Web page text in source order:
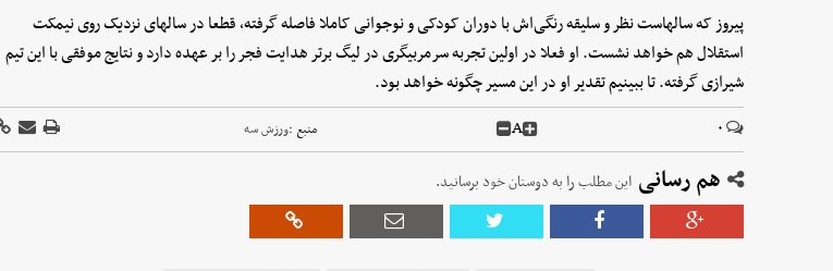
پیروز که سالهاست نظر و سلیقه رنگی‌اش با دوران کودکی و نوجوانی کاملا فاصله گرفته، قطعا در سالهای نزدیک روی نیمکت
استقلال هم خواهد نشست. او فعلا در اولین تجربه سرمربیگری در لیگ برتر هدایت فجر را بر عهده دارد و نتایج موفقی با این تیم
شیرازی گرفته. تا ببینیم تقدیر او در این مسیر چگونه خواهد بود.
۰ A منبع :ورزش سه
هم رسانی این مطلب را به دوستان خود برسانید.